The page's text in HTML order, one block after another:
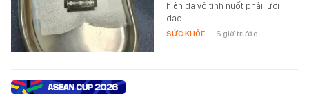
hiện đã vô tình nuốt phải lưỡi
dao…
SỨC KHỎE - 6 giờ trước